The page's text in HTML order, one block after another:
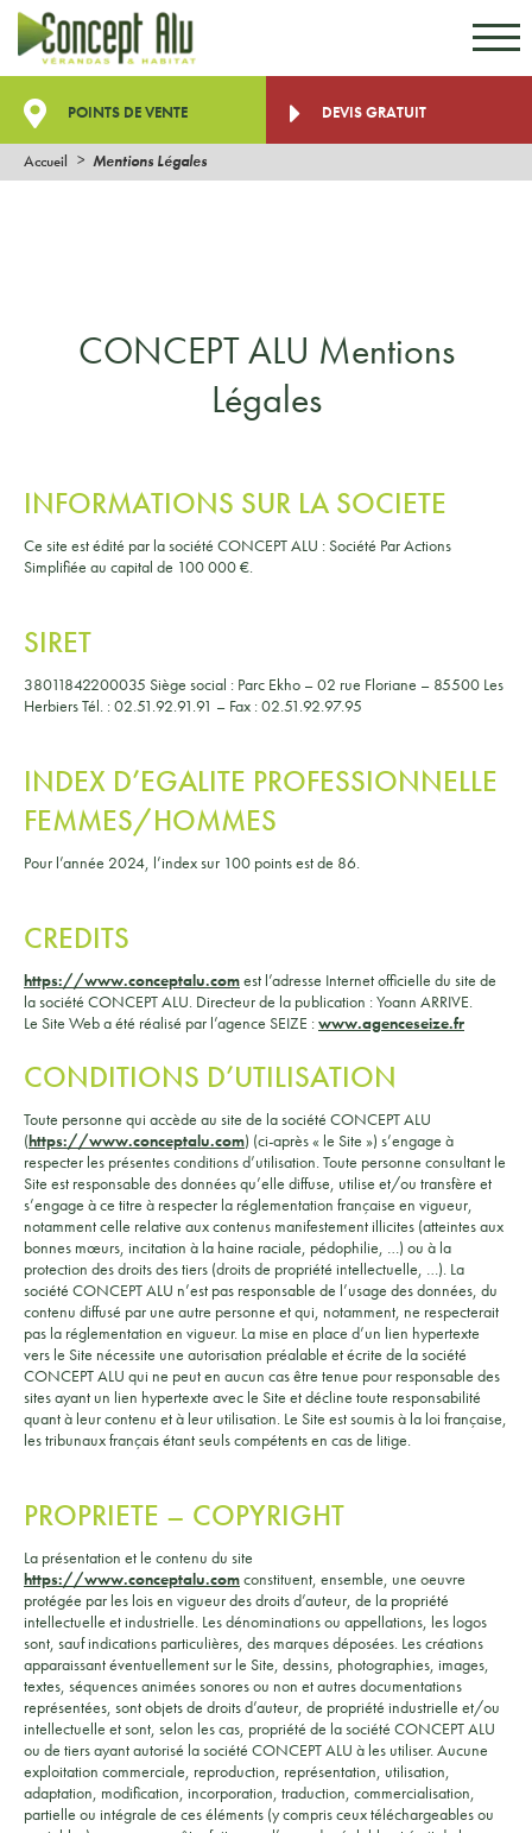
POINTS DE VENTE DEVIS GRATUIT
Accueil Mentions Légales
CONCEPT ALU Mentions
Légales
INFORMATIONS SUR LA SOCIETE
Ce site est édité par la société CONCEPT ALU : Société Par Actions
Simplifiée au capital de 100 000 €.
SIRET
38011842200035 Siège social : Parc Ekho – 02 rue Floriane – 85500 Les
Herbiers Tél. : 02.51.92.91.91 – Fax : 02.51.92.97.95
INDEX D’EGALITE PROFESSIONNELLE
FEMMES/HOMMES
Pour l’année 2024, l’index sur 100 points est de 86.
CREDITS
https://www.conceptalu.comest l’adresse Internet officielle du site de
la société CONCEPT ALU. Directeur de la publication : Yoann ARRIVE.
Le Site Web a été réalisé par l’agence SEIZE :www.agenceseize.fr
CONDITIONS D’UTILISATION
Toute personne qui accède au site de la société CONCEPT ALU
(https://www.conceptalu.com) (ci-après « le Site ») s’engage à
respecter les présentes conditions d’utilisation. Toute personne consultant le
Site est responsable des données qu’elle diffuse, utilise et/ou transfère et
s’engage à ce titre à respecter la réglementation française en vigueur,
notamment celle relative aux contenus manifestement illicites (atteintes aux
bonnes mœurs, incitation à la haine raciale, pédophilie, …) ou à la
protection des droits des tiers (droits de propriété intellectuelle, …). La
société CONCEPT ALU n’est pas responsable de l’usage des données, du
contenu diffusé par une autre personne et qui, notamment, ne respecterait
pas la réglementation en vigueur. La mise en place d’un lien hypertexte
vers le Site nécessite une autorisation préalable et écrite de la société
CONCEPT ALU qui ne peut en aucun cas être tenue pour responsable des
sites ayant un lien hypertexte avec le Site et décline toute responsabilité
quant à leur contenu et à leur utilisation. Le Site est soumis à la loi française,
les tribunaux français étant seuls compétents en cas de litige.
PROPRIETE – COPYRIGHT
La présentation et le contenu du site
https://www.conceptalu.comconstituent, ensemble, une oeuvre
protégée par les lois en vigueur des droits d’auteur, de la propriété
intellectuelle et industrielle. Les dénominations ou appellations, les logos
sont, sauf indications particulières, des marques déposées. Les créations
apparaissant éventuellement sur le Site, dessins, photographies, images,
textes, séquences animées sonores ou non et autres documentations
représentées, sont objets de droits d’auteur, de propriété industrielle et/ou
intellectuelle et sont, selon les cas, propriété de la société CONCEPT ALU
ou de tiers ayant autorisé la société CONCEPT ALU à les utiliser. Aucune
exploitation commerciale, reproduction, représentation, utilisation,
adaptation, modification, incorporation, traduction, commercialisation,
partielle ou intégrale de ces éléments (y compris ceux téléchargeables ou